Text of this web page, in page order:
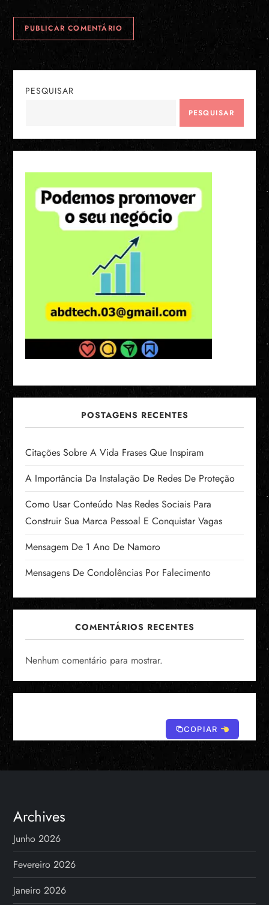
PESQUISAR
PESQUISAR
POSTAGENS RECENTES
Citações Sobre A Vida Frases Que Inspiram
A Importância Da Instalação De Redes De Proteção
Como Usar Conteúdo Nas Redes Sociais Para
Construir Sua Marca Pessoal E Conquistar Vagas
Mensagem De 1 Ano De Namoro
Mensagens De Condolências Por Falecimento
COMENTÁRIOS RECENTES
Nenhum comentário para mostrar.
COPIAR
Archives
Junho 2026
Fevereiro 2026
Janeiro 2026